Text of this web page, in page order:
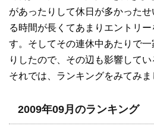
があったりして休日が多かった
る時間が長くてあまりエントリ
す。そしてその連休中あたりで
りしたので、その辺も影響してい
それでは、ランキングをみてみま
2009年09月のランキング